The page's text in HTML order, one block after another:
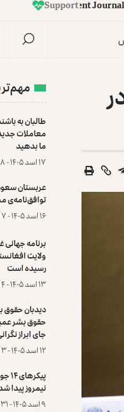
a
n
r
u
o
J
t
n
e
d
n
e
p
e
d
n
I
طالبان به
معاملات
ما بدهید
۱۷ اسد ۱۴۰۵ - ۸ آگست ۲۰۲۶
عربستان
توافق‌نامه‌ی
۱۶ اسد ۱۴۰۵ - ۷ آگست ۲۰۲۶
ولایت
رسیده است
۱۳ اسد ۱۴۰۵ - ۴ آگست ۲۰۲۶
دیدبان حقوق
حقوق بشر
جای ابراز
۱۲ اسد ۱۴۰۵ - ۳ آگست ۲۰۲۶
نیمروز پیدا
۹ اسد ۱۴۰۵ - ۳۱ جولای ۲۰۲۶